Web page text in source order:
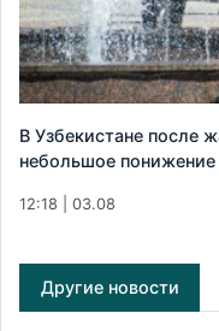
В Узбекистане после
небольшое
12:18 | 03.08
Другие новости